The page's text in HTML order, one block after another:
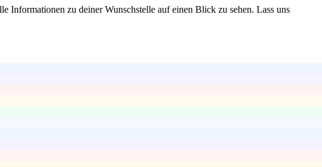
Informationen zu deiner Wunschstelle auf einen Blick zu sehen. Lass uns